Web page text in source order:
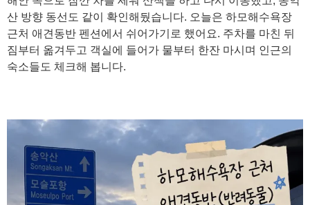
산 방향 동선도 같이 확인해뒀습니다. 오늘은 하모해수욕장
근처 애견동반 펜션에서 쉬어가기로 했어요. 주차를 마친 뒤
짐부터 옮겨두고 객실에 들어가 물부터 한잔 마시며 인근의
숙소들도 체크해 봅니다.